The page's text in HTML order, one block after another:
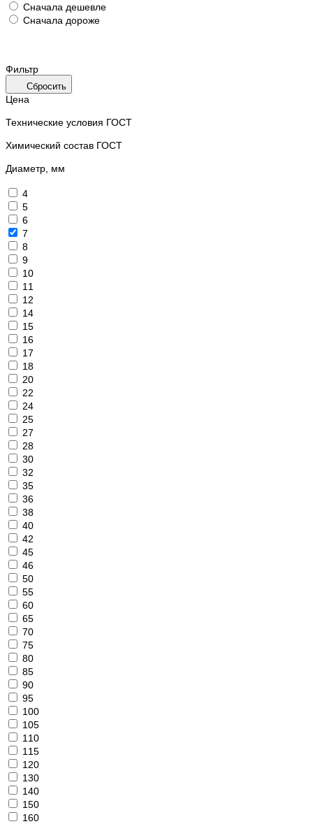
Сначала дешевле
Сначала дороже
Фильтр
Сбросить
Цена
Технические условия ГОСТ
Химический состав ГОСТ
Диаметр, мм
4
5
6
7
8
9
10
11
12
14
15
16
17
18
20
22
24
25
27
28
30
32
35
36
38
40
42
45
46
50
55
60
65
70
75
80
85
90
95
100
105
110
115
120
130
140
150
160